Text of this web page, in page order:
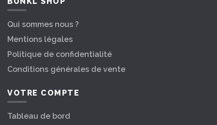
Qui sommes nous ?
Mentions légales
Politique de confidentialité
Conditions générales de vente
VOTRE COMPTE
Tableau de bord